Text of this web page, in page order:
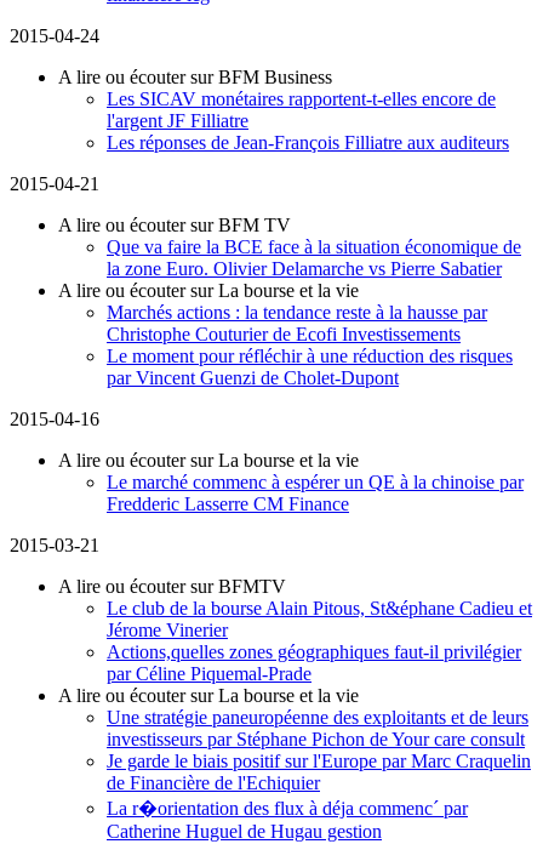
2015-04-24
A lire ou écouter sur BFM Business
Les SICAV monétaires rapportent-t-elles encore de
l'argent JF Filliatre
Les réponses de Jean-François Filliatre aux auditeurs
2015-04-21
A lire ou écouter sur BFM TV
Que va faire la BCE face à la situation économique de
la zone Euro. Olivier Delamarche vs Pierre Sabatier
A lire ou écouter sur La bourse et la vie
Marchés actions : la tendance reste à la hausse par
Christophe Couturier de Ecofi Investissements
Le moment pour réfléchir à une réduction des risques
par Vincent Guenzi de Cholet-Dupont
2015-04-16
A lire ou écouter sur La bourse et la vie
Le marché commenc à espérer un QE à la chinoise par
Fredderic Lasserre CM Finance
2015-03-21
A lire ou écouter sur BFMTV
Le club de la bourse Alain Pitous, St&éphane Cadieu et
Jérome Vinerier
Actions,quelles zones géographiques faut-il privilégier
par Céline Piquemal-Prade
A lire ou écouter sur La bourse et la vie
Une stratégie paneuropéenne des exploitants et de leurs
investisseurs par Stéphane Pichon de Your care consult
Je garde le biais positif sur l'Europe par Marc Craquelin
de Financière de l'Echiquier
La r�orientation des flux à déja commenc´ par
Catherine Huguel de Hugau gestion